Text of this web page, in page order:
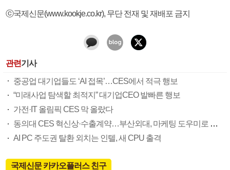
ⓒ국제신문(www.kookje.co.kr), 무단 전재 및 재배포 금지
관련기사
중공업 대기업들도 ‘AI 접목’…CES에서 적극 행보
“미래사업 탐색할 최적지” 대기업CEO 발빠른 행보
가전·IT 올림픽 CES 막 올랐다
동의대 CES 혁신상·수출계약…부산외대, 마케팅 도우미로 맹활약
AI PC 주도권 탈환 외치는 인텔, 새 CPU 출격
국제신문 카카오플러스 친구